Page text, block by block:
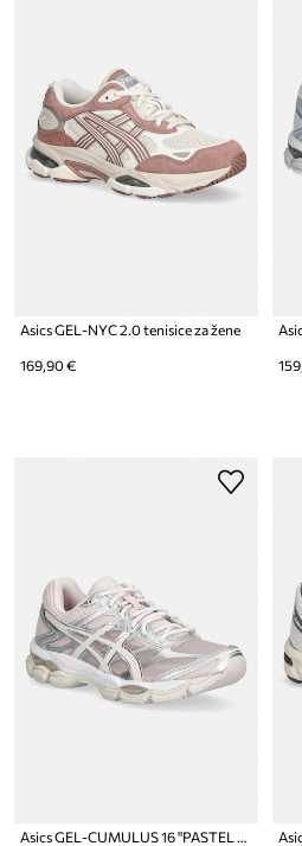
Asics GEL-NYC 2.0 tenisice za žene
169,90 €